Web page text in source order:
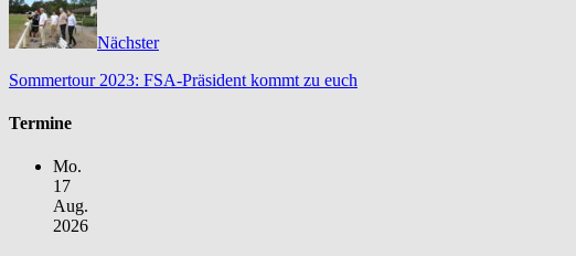
Nächster
Sommertour 2023: FSA-Präsident kommt zu euch
Termine
Mo.
17
Aug.
2026